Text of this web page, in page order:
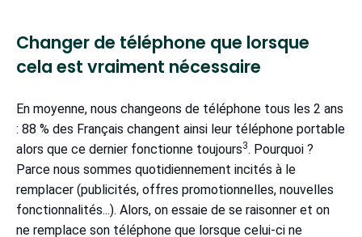
Changer de téléphone que lorsque
cela est vraiment nécessaire
En moyenne, nous changeons de téléphone tous les 2 ans
: 88 % des Français changent ainsi leur téléphone portable
alors que ce dernier fonctionne toujours3. Pourquoi ?
Parce nous sommes quotidiennement incités à le
remplacer (publicités, offres promotionnelles, nouvelles
fonctionnalités...). Alors, on essaie de se raisonner et on
ne remplace son téléphone que lorsque celui-ci ne